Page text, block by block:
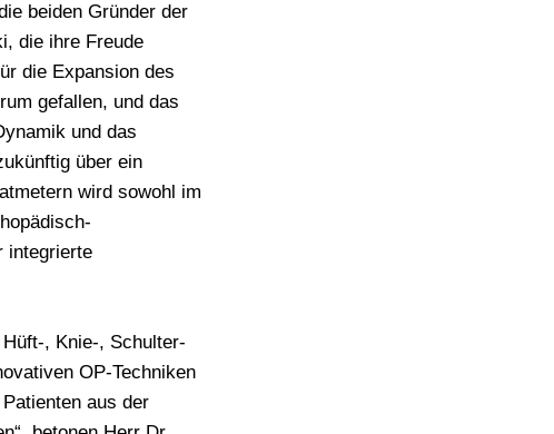
beiden Gründer der
die ihre Freude
die Expansion des
gefallen, und das
und das
über ein
wird sowohl im
integrierte
, Knie-, Schulter-
OP-Techniken
aus der